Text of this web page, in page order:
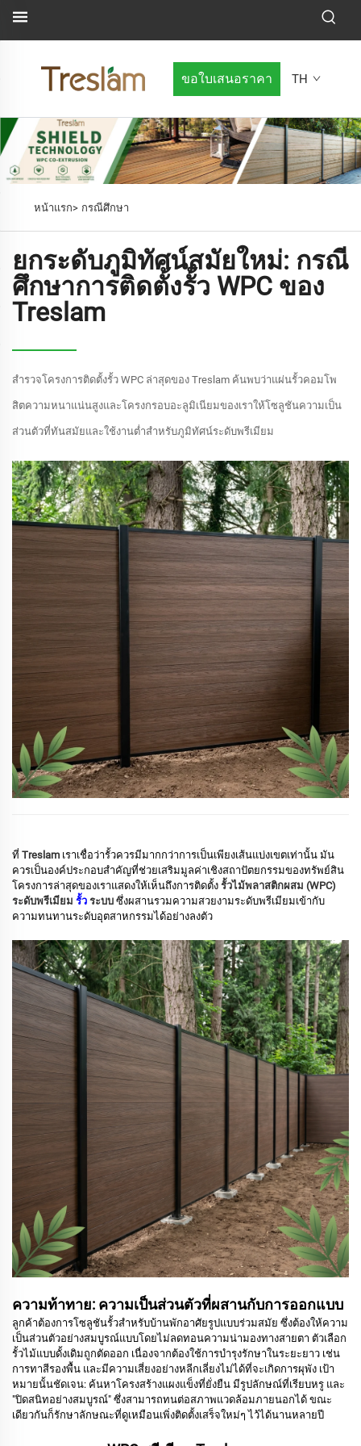
ขอใบเสนอราคา TH
หน้าแรก> กรณีศึกษา
ยกระดับภูมิทัศน์สมัยใหม่: กรณี
ศึกษาการติดตั้งรั้ว WPC ของ
Treslam
สำรวจโครงการติดตั้งรั้ว WPC ล่าสุดของ Treslam ค้นพบว่าแผ่นรั้วคอมโพ
สิตความหนาแน่นสูงและโครงกรอบอะลูมิเนียมของเราให้โซลูชันความเป็น
ส่วนตัวที่ทันสมัยและใช้งานต่ำสำหรับภูมิทัศน์ระดับพรีเมียม
ที่ Treslam เราเชื่อว่ารั้วควรมีมากกว่าการเป็นเพียงเส้นแบ่งเขตเท่านั้น มัน
ควรเป็นองค์ประกอบสำคัญที่ช่วยเสริมมูลค่าเชิงสถาปัตยกรรมของทรัพย์สิน
โครงการล่าสุดของเราแสดงให้เห็นถึงการติดตั้ง รั้วไม้พลาสติกผสม (WPC)
ระดับพรีเมียม รั้ว ระบบ ซึ่งผสานรวมความสวยงามระดับพรีเมียมเข้ากับ
ความทนทานระดับอุตสาหกรรมได้อย่างลงตัว
ความท้าทาย: ความเป็นส่วนตัวที่ผสานกับการออกแบบ
ลูกค้าต้องการโซลูชันรั้วสำหรับบ้านพักอาศัยรูปแบบร่วมสมัย ซึ่งต้องให้ความ
เป็นส่วนตัวอย่างสมบูรณ์แบบโดยไม่ลดทอนความน่ามองทางสายตา ตัวเลือก
รั้วไม้แบบดั้งเดิมถูกตัดออก เนื่องจากต้องใช้การบำรุงรักษาในระยะยาว เช่น
การทาสีรองพื้น และมีความเสี่ยงอย่างหลีกเลี่ยงไม่ได้ที่จะเกิดการผุพัง เป้า
หมายนั้นชัดเจน: ค้นหาโครงสร้างแผงแข็งที่ยั่งยืน มีรูปลักษณ์ที่เรียบหรู และ
"ปิดสนิทอย่างสมบูรณ์" ซึ่งสามารถทนต่อสภาพแวดล้อมภายนอกได้ ขณะ
เดียวกันก็รักษาลักษณะที่ดูเหมือนเพิ่งติดตั้งเสร็จใหม่ๆ ไว้ได้นานหลายปี